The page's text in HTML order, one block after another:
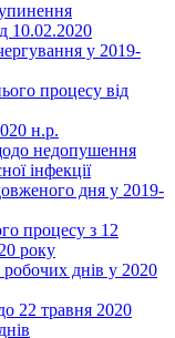
10.02.2020
у 2019-
процесу від
н.р.
недопушення
інфекції
дня у 2019-
процесу з 12
року
днів у 2020
22 травня 2020